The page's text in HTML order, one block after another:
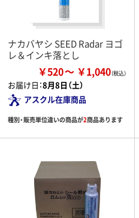
ナカバヤシ SEED Radar ヨゴ
レ＆インキ落とし
￥520 ￥1,040
お届け日：8月8日（土）
アスクル在庫商品
種別・販売単位違いの商品が2商品あります